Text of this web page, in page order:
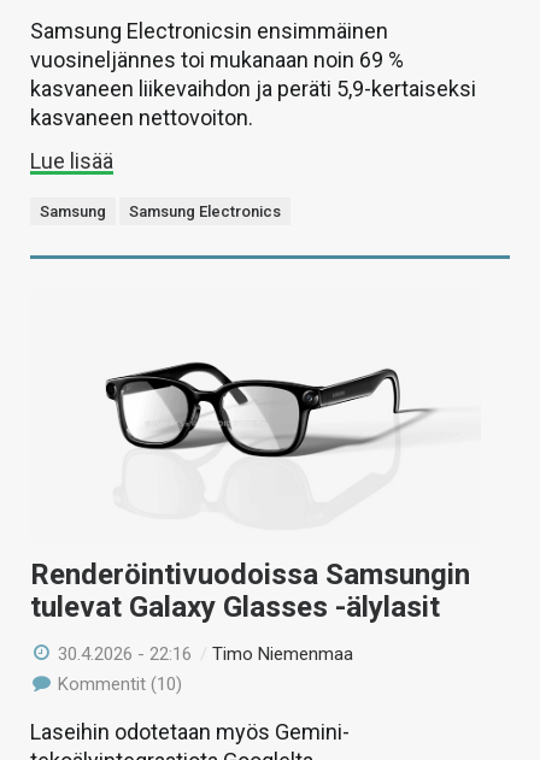
Samsung Electronicsin ensimmäinen
vuosineljännes toi mukanaan noin 69 %
kasvaneen liikevaihdon ja peräti 5,9-kertaiseksi
kasvaneen nettovoiton.
Lue lisää
Samsung Samsung Electronics
Renderöintivuodoissa Samsungin
tulevat Galaxy Glasses -älylasit
30.4.2026 - 22:16 /Timo Niemenmaa
Kommentit (10)
Laseihin odotetaan myös Gemini-